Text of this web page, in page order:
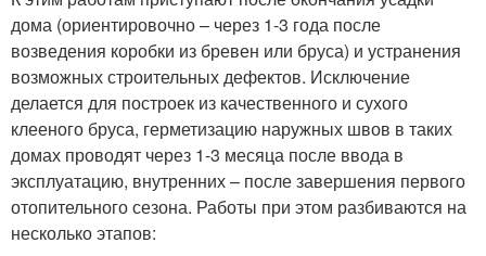
дома (ориентировочно – через 1-3 года после
возведения коробки из бревен или бруса) и устранения
возможных строительных дефектов. Исключение
делается для построек из качественного и сухого
клееного бруса, герметизацию наружных швов в таких
домах проводят через 1-3 месяца после ввода в
эксплуатацию, внутренних – после завершения первого
отопительного сезона. Работы при этом разбиваются на
несколько этапов: